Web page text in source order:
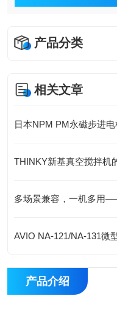
产品分类
相关文章
THINKY新基真空搅拌机
产品介绍